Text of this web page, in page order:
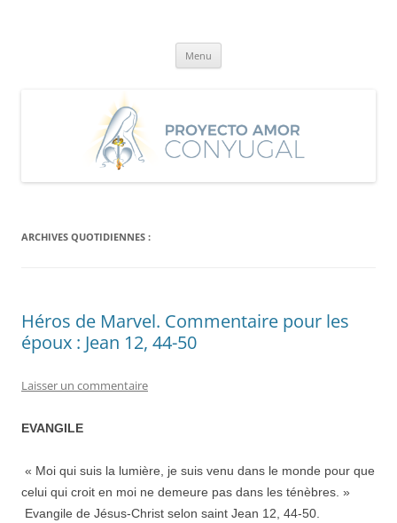
Menu
ARCHIVES QUOTIDIENNES :
Héros de Marvel. Commentaire pour les
époux : Jean 12, 44-50
Laisser un commentaire
EVANGILE
« Moi qui suis la lumière, je suis venu dans le monde pour que
celui qui croit en moi ne demeure pas dans les ténèbres. »
Evangile de Jésus-Christ selon saint Jean 12, 44-50.